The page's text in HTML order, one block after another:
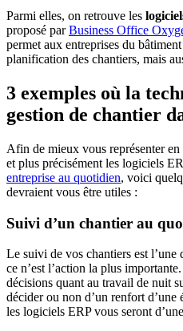
Parmi elles, on retrouve les
proposé parBusiness Office
permet aux entreprises du
planification des chantiers, mais
3 exemples où la
gestion de chantier
Afin de mieux vous représenter
et plus précisément les logiciels
entreprise au quotidien, voici
devraient vous être utiles :
Suivi d’un chantier au
Le suivi de vos chantiers est l’une
ce n’est l’action la plus
décisions quant au travail de nuit
décider ou non d’un renfort
les logiciels ERP vous seront